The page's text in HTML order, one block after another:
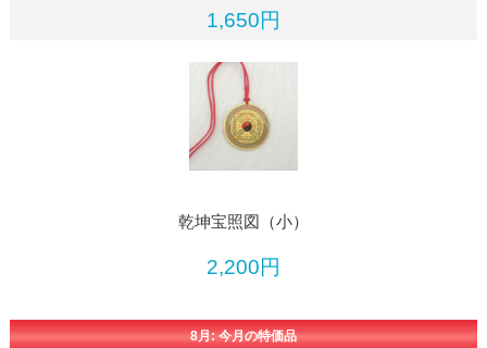
1,650円
乾坤宝照図（小）
2,200円
8月: 今月の特価品